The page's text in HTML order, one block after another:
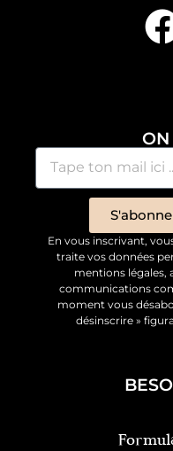
ON
En vous inscrivant,
traite vos données
mentions légales,
communications
moment vous
désinscrire »